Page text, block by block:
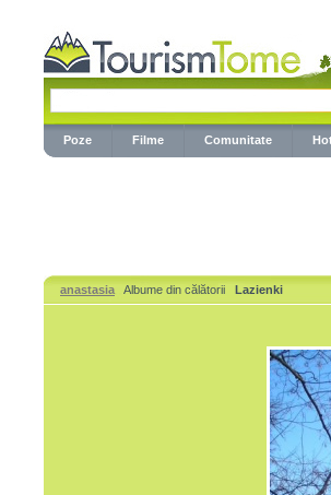
Poze Filme Comunitate
anastasia Albume din călătorii Lazienki